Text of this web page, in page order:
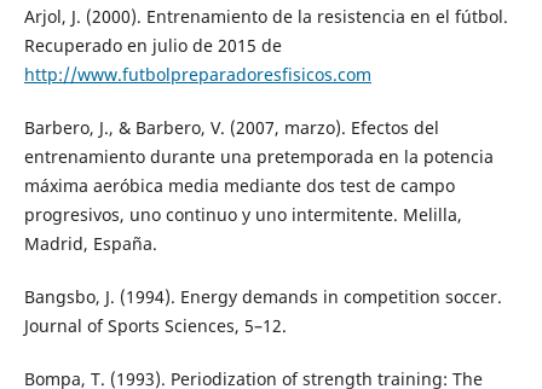
Arjol, J. (2000). Entrenamiento de la resistencia en el fútbol.
Recuperado en julio de 2015 de
http://www.futbolpreparadoresfisicos.com
Barbero, J., & Barbero, V. (2007, marzo). Efectos del
entrenamiento durante una pretemporada en la potencia
máxima aeróbica media mediante dos test de campo
progresivos, uno continuo y uno intermitente. Melilla,
Madrid, España.
Bangsbo, J. (1994). Energy demands in competition soccer.
Journal of Sports Sciences, 5–12.
Bompa, T. (1993). Periodization of strength training: The